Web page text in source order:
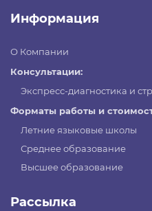
Информация
О Компании
Консультации:
Экспресс-диагностика и
Форматы работы и
Летние языковые школы
Среднее образование
Высшее образование
Рассылка